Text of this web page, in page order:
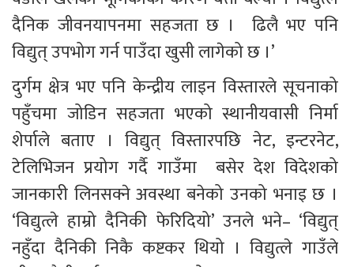
दैनिक जीवनयापनमा सहजता छ ।  ढिलै भए पनि
विद्युत् उपभोग गर्न पाउँदा खुसी लागेको छ ।’
दुर्गम क्षेत्र भए पनि केन्द्रीय लाइन विस्तारले सूचनाको
पहुँचमा जोडिन सहजता भएको स्थानीयवासी निर्मा
शेर्पाले बताए । विद्युत् विस्तारपछि नेट, इन्टरनेट,
टेलिभिजन प्रयोग गर्दै गाउँमा  बसेर देश विदेशको
जानकारी लिनसक्ने अवस्था बनेको उनको भनाइ छ ।
‘विद्युत्ले हाम्रो दैनिकी फेरिदियो’ उनले भने– ‘विद्युत्
नहुँदा दैनिकी निकै कष्टकर थियो । विद्युत्ले गाउँले